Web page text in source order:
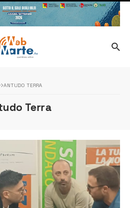
ANTUDO TERRA
Terra